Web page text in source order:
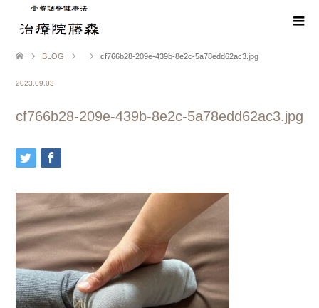
BLOG cf766b28-209e-439b-8e2c-5a78edd62ac3.jpg
2023.09.03
cf766b28-209e-439b-8e2c-5a78edd62ac3.jpg